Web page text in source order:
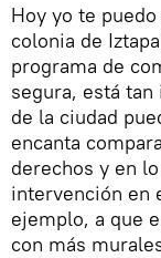
Hoy yo te
colonia de
programa de
segura, está
de la ciudad
encanta
derechos y en
intervención en
ejemplo, a que
con más